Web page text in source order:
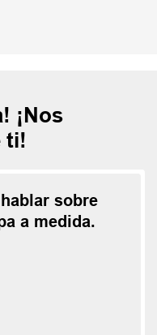
¡Nos
ti!
sobre
a medida.